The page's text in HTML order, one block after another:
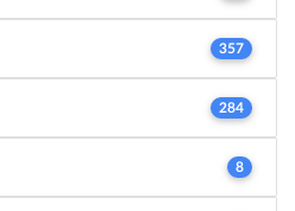
357
284
8